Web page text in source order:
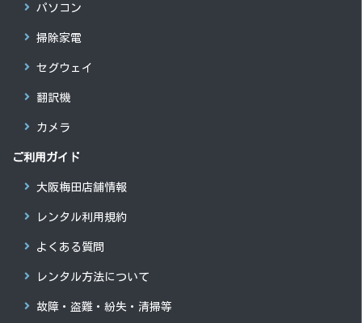
パソコン
掃除家電
セグウェイ
翻訳機
カメラ
ご利用ガイド
大阪梅田店舗情報
レンタル利用規約
よくある質問
レンタル方法について
故障・盗難・紛失・清掃等